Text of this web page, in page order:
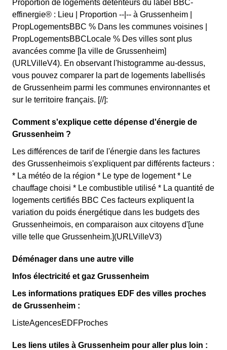
Proportion de logements détenteurs du label BBC-
effinergie® : Lieu | Proportion --|-- à Grussenheim |
PropLogementsBBC % Dans les communes voisines |
PropLogementsBBCLocale % Des villes sont plus
avancées comme [la ville de Grussenheim]
(URLVilleV4). En observant l'histogramme au-dessus,
vous pouvez comparer la part de logements labellisés
de Grussenheim parmi les communes environnantes et
sur le territoire français. [//]:
Comment s'explique cette dépense d'énergie de
Grussenheim ?
Les différences de tarif de l'énergie dans les factures
des Grussenheimois s'expliquent par différents facteurs :
* La météo de la région * Le type de logement * Le
chauffage choisi * Le combustible utilisé * La quantité de
logements certifiés BBC Ces facteurs expliquent la
variation du poids énergétique dans les budgets des
Grussenheimois, en comparaison aux citoyens d'[une
ville telle que Grussenheim.](URLVilleV3)
Déménager dans une autre ville
Infos électricité et gaz Grussenheim
Les informations pratiques EDF des villes proches
de Grussenheim :
ListeAgencesEDFProches
Les liens utiles à Grussenheim pour aller plus loin :